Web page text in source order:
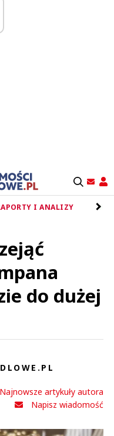
I ANALIZY
do dużej
Najnowsze artykuły autora
Napisz wiadomość